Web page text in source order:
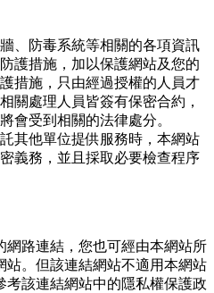
、防毒系統等相關的各項資訊
護措施，加以保護網站及您的
措施，只由經過授權的人員才
關處理人員皆簽有保密合約，
會受到相關的法律處分。
其他單位提供服務時，本網站
義務，並且採取必要檢查程序
網路連結，您也可經由本網站所
站。但該連結網站不適用本網站
考該連結網站中的隱私權保護政